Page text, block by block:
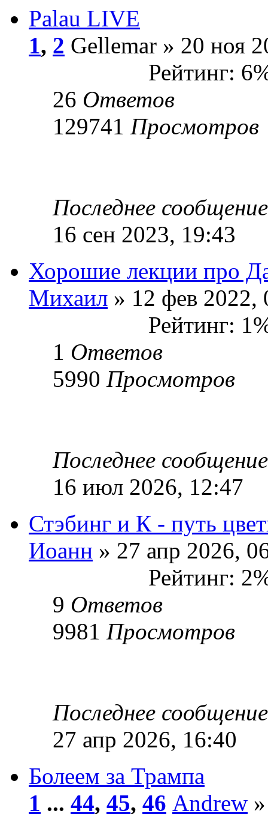
Palau LIVE
1, 2 Gellemar » 20 ноя
Рейтинг:
26 Ответов
129741 Просмотров
Последнее
16 сен 2023, 19:43
Хорошие лекции про
Михаил » 12 фев 2022,
Рейтинг:
1 Ответов
5990 Просмотров
Последнее
16 июл 2026, 12:47
Стэбинг и К - путь
Иоанн » 27 апр 2026,
Рейтинг:
9 Ответов
9981 Просмотров
Последнее
27 апр 2026, 16:40
Болеем за Трампа
1 ... 44, 45, 46 Andrew